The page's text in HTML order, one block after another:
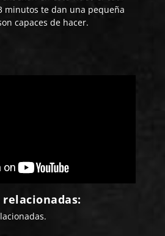
minutos te dan una pequeña
capaces de hacer.